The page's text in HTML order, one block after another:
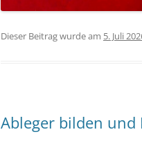
Dieser Beitrag wurde am 5. Juli
Ableger bilden und